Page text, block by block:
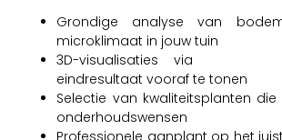
Grondige analyse van
microklimaat in jouw tuin
3D-visualisaties via
eindresultaat vooraf te tonen
Selectie van kwaliteitsplanten
onderhoudswensen
Professionele aanplant op het